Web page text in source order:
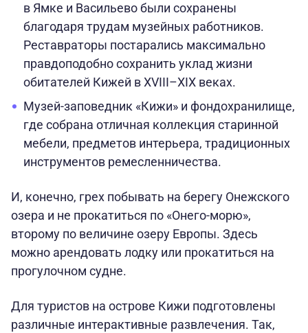
в Ямке и Васильево были сохранены
благодаря трудам музейных работников.
Реставраторы постарались максимально
правдоподобно сохранить уклад жизни
обитателей Кижей в XVIII–XIX веках.
Музей-заповедник «Кижи» и фондохранилище,
где собрана отличная коллекция старинной
мебели, предметов интерьера, традиционных
инструментов ремесленничества.
И, конечно, грех побывать на берегу Онежского
озера и не прокатиться по «Онего-морю»,
второму по величине озеру Европы. Здесь
можно арендовать лодку или прокатиться на
прогулочном судне.
Для туристов на острове Кижи подготовлены
различные интерактивные развлечения. Так,